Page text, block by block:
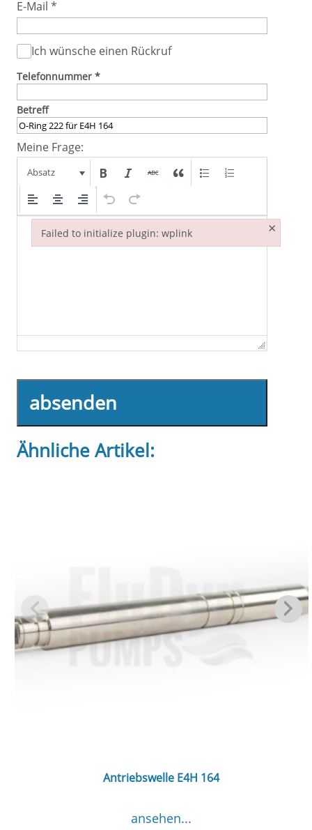
E-Mail *
Ich wünsche einen Rückruf
Telefonnummer *
Betreff
Meine Frage:
Absatz
absenden
Ähnliche Artikel:
Antriebswelle E4H 164
ansehen...
Failed to initialize plugin: wplink ×
Failed to initialize plugin: wplink